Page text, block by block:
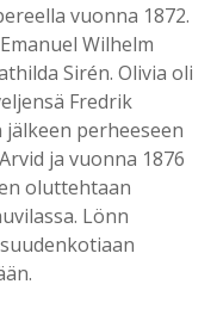
vuonna 1872.
Wilhelm
Sirén. Olivia oli
Fredrik
jälkeen perheeseen
ja vuonna 1876
oluttehtaan
Lönn